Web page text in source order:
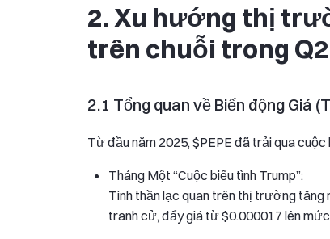
2. Xu hướng thị
trên chuỗi trong Q2
2.1 Tổng quan về Biến động Giá
Từ đầu năm 2025, $PEPE đã trải qua
Tháng Một “Cuộc biểu tình Trump”:
Tinh thần lạc quan trên thị trường tăng
tranh cử, đẩy giá từ $0.000017 lên